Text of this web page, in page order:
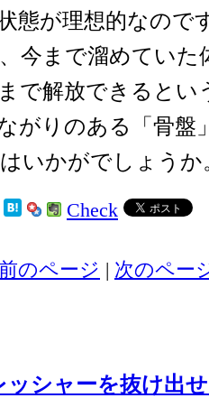
態が理想的なので
今まで溜めていた
で解放できるとい
がりのある「骨盤
いかがでしょうか
Check
のページ | 次のペー
ッシャーを抜け出